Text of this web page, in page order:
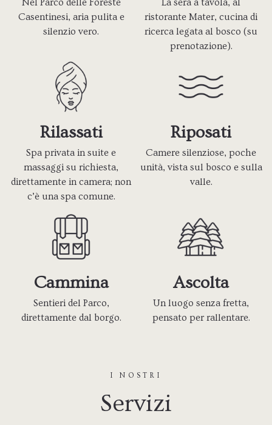
Nel Parco delle Foreste
Casentinesi, aria pulita e
silenzio vero.
La sera a tavola, al
ristorante Mater, cucina di
ricerca legata al bosco (su
prenotazione).
Rilassati
Spa privata in suite e
massaggi su richiesta,
direttamente in camera; non
c’è una spa comune.
Riposati
Camere silenziose, poche
unità, vista sul bosco e sulla
valle.
Cammina
Sentieri del Parco,
direttamente dal borgo.
Ascolta
Un luogo senza fretta,
pensato per rallentare.
I NOSTRI
Servizi